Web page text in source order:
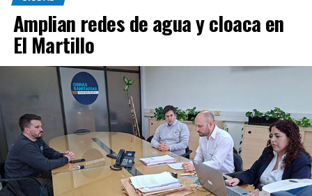
Amplian redes de agua y cloaca en
El Martillo